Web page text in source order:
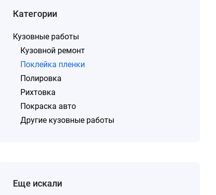
Категории
Кузовные работы
Кузовной ремонт
Поклейка пленки
Полировка
Рихтовка
Покраска авто
Другие кузовные работы
Еще искали